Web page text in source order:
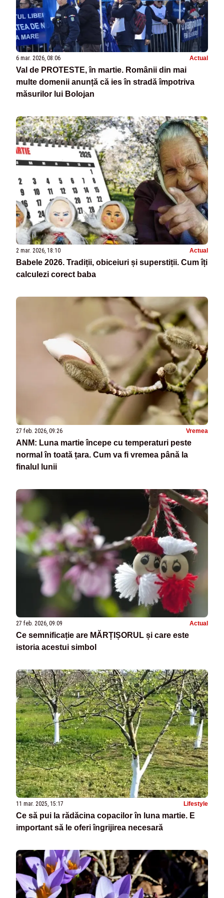
6 mar. 2026, 08:06 Actual
Val de PROTESTE, în martie. Românii din mai
multe domenii anunță că ies în stradă împotriva
măsurilor lui Bolojan
2 mar. 2026, 18:10 Actual
Babele 2026. Tradiții, obiceiuri și superstiții. Cum îți
calculezi corect baba
27 feb. 2026, 09:26 Vremea
ANM: Luna martie începe cu temperaturi peste
normal în toată țara. Cum va fi vremea până la
finalul lunii
27 feb. 2026, 09:09 Actual
Ce semnificație are MĂRȚIȘORUL și care este
istoria acestui simbol
11 mar. 2025, 15:17 Lifestyle
Ce să pui la rădăcina copacilor în luna martie. E
important să le oferi îngrijirea necesară